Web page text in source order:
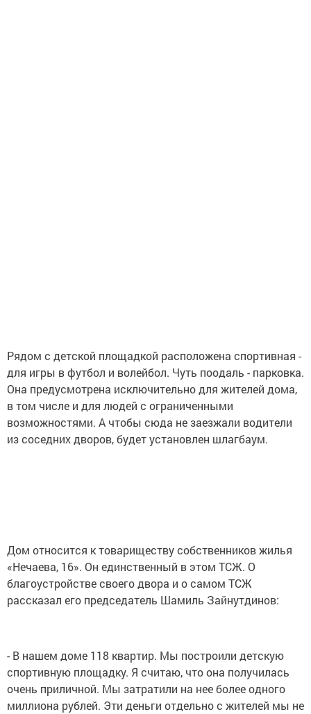
Рядом с детской площадкой расположена спортивная -
для игры в футбол и волейбол. Чуть поодаль - парковка.
Она предусмотрена исключительно для жителей дома,
в том числе и для людей с ограниченными
возможностями. А чтобы сюда не заезжали водители
из соседних дворов, будет установлен шлагбаум.
Дом относится к товариществу собственников жилья
«Нечаева, 16». Он единственный в этом ТСЖ. О
благоустройстве своего двора и о самом ТСЖ
рассказал его председатель Шамиль Зайнутдинов:
- В нашем доме 118 квартир. Мы построили детскую
спортивную площадку. Я считаю, что она получилась
очень приличной. Мы затратили на нее более одного
миллиона рублей. Эти деньги отдельно с жителей мы не